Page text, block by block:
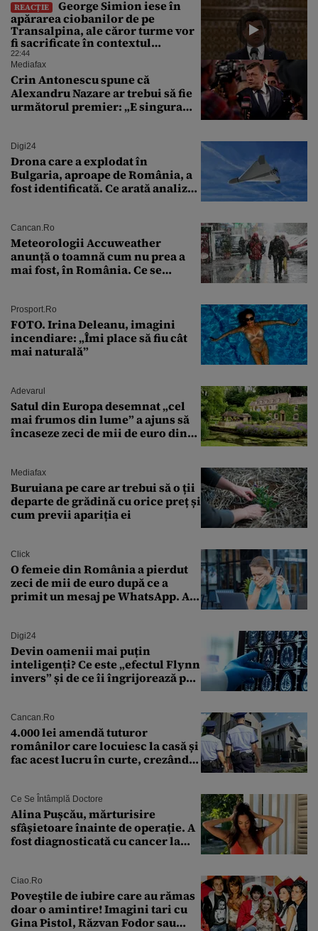
REACȚIE
George Simion iese în
apărarea ciobanilor de pe
Transalpina, ale căror turme vor
fi sacrificate în contextul
focarului de variolă ovină
22:44
Mediafax
Crin Antonescu spune că
Alexandru Nazare ar trebui să fie
următorul premier: „E singura
Digi24
Drona care a explodat în
Bulgaria, aproape de România, a
fost identificată. Ce arată analiza
Cancan.ro
Meteorologii Accuweather
anunță o toamnă cum nu prea a
mai fost, în România. Ce se
București. Pe ce dată ninge
Prosport.ro
FOTO. Irina Deleanu, imagini
incendiare: „Îmi place să fiu cât
mai naturală”
Adevarul
Satul din Europa desemnat „cel
mai frumos din lume” a ajuns să
încaseze zeci de mii de euro din
Mediafax
Buruiana pe care ar trebui să o ții
departe de grădină cu orice preț și
cum previi apariția ei
Click
O femeie din România a pierdut
zeci de mii de euro după ce a
primit un mesaj pe WhatsApp. A
Digi24
Devin oamenii mai puțin
inteligenți? Ce este „efectul Flynn
invers” și de ce îi îngrijorează pe
Cancan.ro
4.000 lei amendă tuturor
românilor care locuiesc la casă și
fac acest lucru în curte, crezând
Ce Se Întâmplă Doctore
Alina Pușcău, mărturisire
sfâșietoare înainte de operație. A
fost diagnosticată cu cancer la
îmi salvez viața”
Ciao.ro
Poveştile de iubire care au rămas
doar o amintire! Imagini tari cu
Gina Pistol, Răzvan Fodor sau